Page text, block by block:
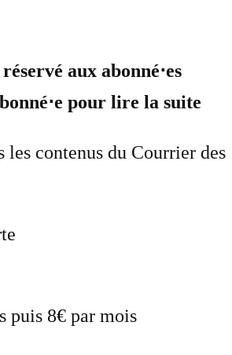
aux abonné⋅es
pour lire la suite
les contenus du Courrier des
puis 8€ par mois